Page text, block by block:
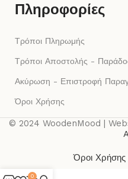
Πληροφορίες
Τρόποι Πληρωμής
Τρόποι Αποστολής -
Ακύρωση - Επιστροφή
Όροι Χρήσης
© 2024 WoodenMood |
Όροι Χρήσης
0